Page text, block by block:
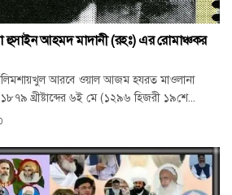
হুসাইন আহমদ মাদানী (রহঃ) এর রোমাঞ্চকর
আরবে ওয়াল আজম হযরত মাওলানা
খ্রীষ্টাব্দের ৬ই মে (১২৯৬ হিজরী ১৯শে...